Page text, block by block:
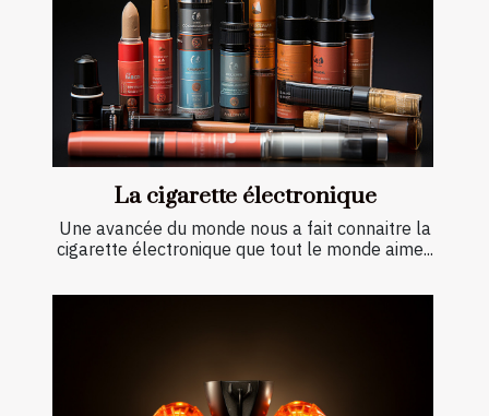
La cigarette électronique
Une avancée du monde nous a fait connaitre la
cigarette électronique que tout le monde aime...